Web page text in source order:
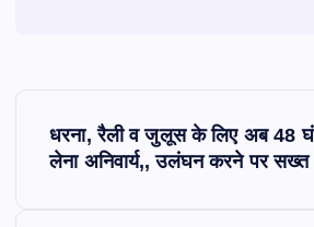
धरना, रैली व जुलूस के लिए अब 48
लेना अनिवार्य,, उलंघन करने पर सख्त